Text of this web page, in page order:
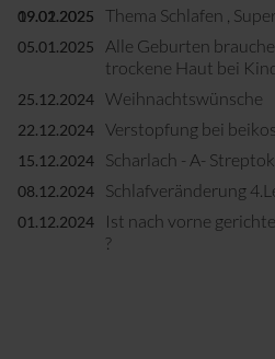
09.02.2025
19.01.2025 Thema Schlafen ,
05.01.2025
Alle Geburten
trockene Haut bei
25.12.2024 Weihnachtswünsche
22.12.2024 Verstopfung bei
15.12.2024 Scharlach - A-
08.12.2024 Schlafveränderung
01.12.2024
Ist nach vorne
?